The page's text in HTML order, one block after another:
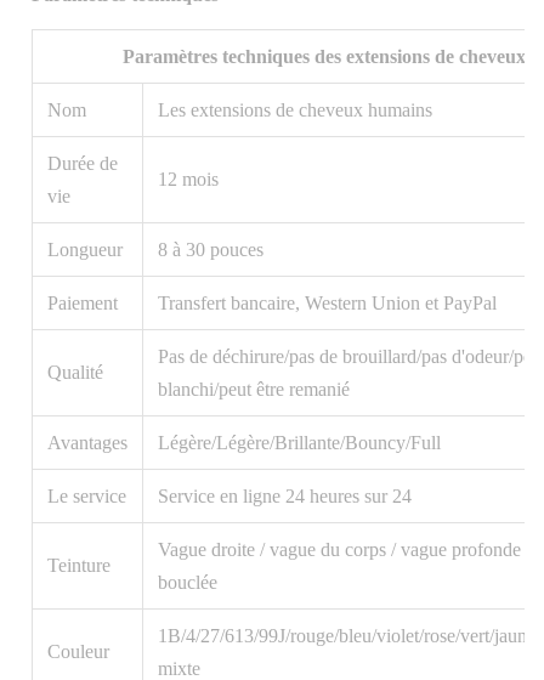
Paramètres techniques des extensions de cheveux
Nom Les extensions de cheveux humains
Durée de
vie
12 mois
Longueur 8 à 30 pouces
Paiement Transfert bancaire, Western Union et PayPal
Qualité
Pas de déchirure/pas de brouillard/pas d'odeur/
blanchi/peut être remanié
Avantages Légère/Légère/Brillante/Bouncy/Full
Le service Service en ligne 24 heures sur 24
Teinture
Vague droite / vague du corps / vague profonde /
bouclée
Couleur
1B/4/27/613/99J/rouge/bleu/violet/rose/vert/
mixte